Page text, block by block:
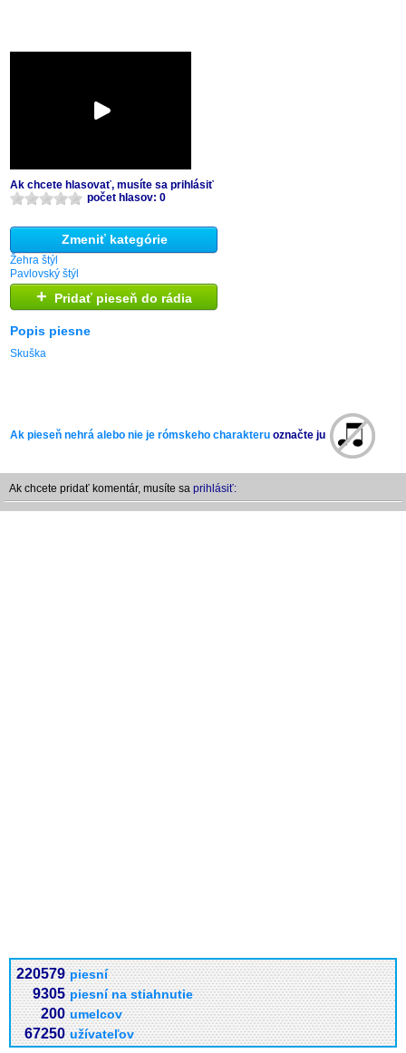
Ak chcete hlasovať, musíte sa prihlásiť
počet hlasov: 0
Zmeniť kategórie
Žehra štýl
Pavlovský štýl
+ Pridať pieseň do rádia
Popis piesne
Skuška
Ak pieseň nehrá alebo nie je rómskeho charakteru označte ju
Ak chcete pridať komentár, musíte sa prihlásiť:
220579 piesní
9305 piesní na stiahnutie
200 umelcov
67250 užívateľov